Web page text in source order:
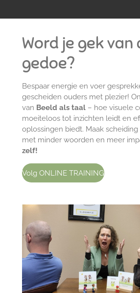
Word je gek van
gedoe?
Bespaar energie en voer
gescheiden ouders met plezier!
van Beeld als taal– hoe visuele
moeiteloos tot inzichten leidt en
oplossingen biedt. Maak
met minder woorden en meer
zelf!
Volg ONLINE TRAINING